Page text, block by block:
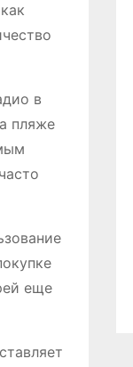
в
пляже
еще